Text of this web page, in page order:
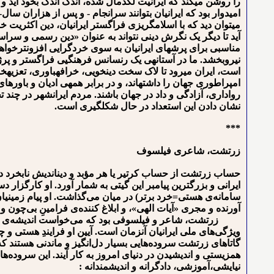
امیدوار بود که ایرانیان بتوانند سرانجام - و پس از
می⁯توان دید که با اسلام⁯گریزی فراگستر ایرانیان، دین
آید تا دیگر یک نگرش دینی نتواند به عنوان «دین رسمی و
مناسبی برای پرش⁯های ایرانیان به سوی خردگرایی
نیروبخشد. ما در آستانه⁯ی یک رنسانس فرهنگی⁯ی فراگستر و
است، ایران می⁯رود تا لاک سخت دین⁯خویی، خرافه⁯باوری،
امپراطوری جهان را داشته⁯اند، و در برابر همه⁯ی ادیان و
رواداری، آزادگی و داد در جهان باشند. مردم ایرانشهر در
نشان دادن این استعداد در حال شکل⁯گیری است.
***
زرتشت، شاعری فیلسوف
حساب زرتشت از حساب کرتیر یا هر مؤبد و دین⁯اندیش
ایرانی و بزرگترین پیامبر این گیتی به شمار آورد. او
سامانه‌ی هستی=خرد برتر) در میان می‌گذاشت. او پیام
آورنده و مجری «آیات الهی»، و ابلاغ کننده‌ی فرامینِ
زرتشت، شاعر و فیلسوفی بود که می‌خواست اندیشه‌ی
ویژگی‌های ملی ایرانیان آنزمان است. آیین او فرایندِ
گاتاهای زرتشت سروده‌هایی بسیار دل‌انگیز و ماندنی
همزیستی و اندیشیدن در دنیای امروز به کار آیند. این
نیایشی،آموزشی، دادگرانه و اندیشمندانه :